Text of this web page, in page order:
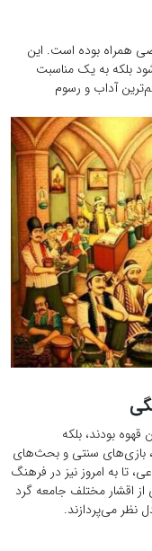
همراه بوده است. این
بلکه به یک مناسبت
آداب و رسوم
قهوه بودند، بلکه
بازی‌های سنتی و بحث‌های
تا به امروز نیز در فرهنگ
از اقشار مختلف جامعه گرد
نظر می‌پردازند.